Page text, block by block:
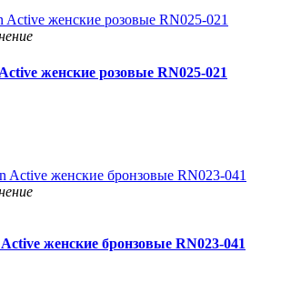
женские розовые RN025-021
женские бронзовые RN023-041